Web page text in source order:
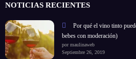
NOTICIAS RECIENTES
Por qué el vino tinto
bebes con moderación)
por maulinaweb
Septiembre 26, 2019